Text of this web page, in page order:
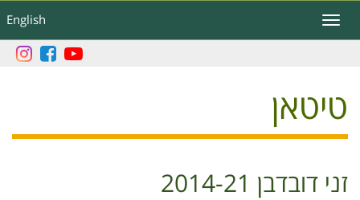
לתוכן
העיקרי
English
Toggle
navigation
טיטאן
זני דובדבן 2014-21